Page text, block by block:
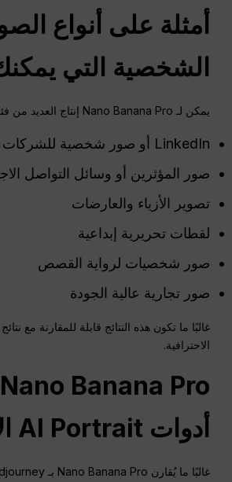
أمثلة على أنواع
الشخصية التي
يمكن لـ Nano Banana Pro إنتاج العديد من فئات الصور الشخصية:
LinkedIn أو صور شخصية للشركات
صور المؤثرين أو وسائل التواصل
تصوير الأزياء والعارضات
لقطات تحريرية إبداعية
صور شخصيات لرواية القصص
صور تجارية عالية الجودة
غالبًا ما تكون هذه النتائج قابلة للمقارنة مع
الاحترافية.
أدوات AI Portrait الأخرى